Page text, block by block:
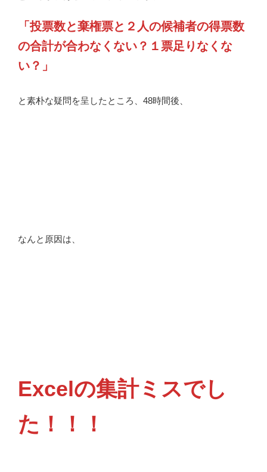
「投票数と棄権票と２人の候補者の得票数
の合計が合わなくない？１票足りなくな
い？」
と素朴な疑問を呈したところ、48時間後、
なんと原因は、
Excelの集計ミスでし
た！！！